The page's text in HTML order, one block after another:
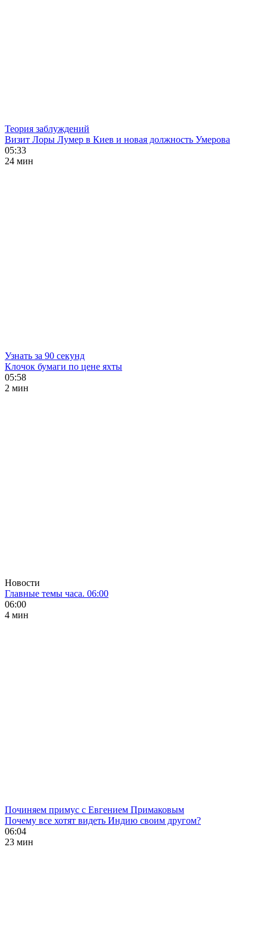
Теория заблуждений
Визит Лоры Лумер в Киев и новая должность Умерова
05:33
24 мин
Узнать за 90 секунд
Клочок бумаги по цене яхты
05:58
2 мин
Новости
Главные темы часа. 06:00
06:00
4 мин
Починяем примус с Евгением Примаковым
Почему все хотят видеть Индию своим другом?
06:04
23 мин